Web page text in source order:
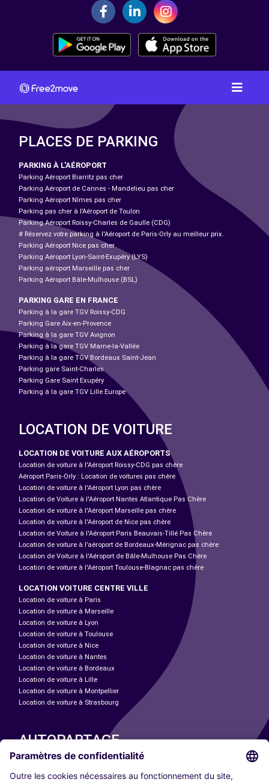
PLACES DE PARKING
PARKING À L'AÉROPORT
Parking Aéroport Biarritz pas cher
Parking Aéroport de Cannes - Mandelieu pas cher
Parking Aéroport Nîmes pas cher
Parking pas cher à l’Aéroport de Toulon
Parking Aéroport Roissy-Charles de Gaulle (CDG)
# Réservez votre parking à l'Aéroport de Paris-Orly au meilleur prix.
Parking Aéroport Nice pas cher
Parking Aéroport Lyon-Saint-Exupéry (LYS)
Parking aéroport Marseille pas cher
Parking Aéroport Bâle-Mulhouse (BSL)
PARKING GARE EN FRANCE
Parking à la gare TGV Roissy-CDG
Parking Gare Aix-en-Provence
Parking à la gare TGV Avignon
Parking à la gare TGV Marne-la-Vallée
Parking à la gare TGV Bordeaux Saint-Jean
Parking gare Saint-Charles
Parking Gare Saint Exupéry
Parking à la gare TGV Lille Europe
LOCATION DE VOITURE
LOCATION DE VOITURE AUX AÉROPORTS
Location de voiture à l'Aéroport Roissy-CDG pas chère
Aéroport Paris-Orly : Location de voitures pas chère
Location de voiture à l'Aéroport Lyon pas chère
Location de Voiture à l'Aéroport Nantes Atlantique Pas Chère
Location de voiture à l'Aéroport Marseille pas chère
Location de voiture à l'Aéroport de Nice pas chère
Location de Voiture à l'Aéroport Paris Beauvais-Tillé Pas Chère
Location de voiture à l’aéroport de Bordeaux-Mérignac pas chère
Location de Voiture à l'Aéroport de Bâle-Mulhouse Pas Chère
Location de voiture à l'Aéroport Toulouse-Blagnac pas chère
LOCATION VOITURE CENTRE VILLE
Location de voiture à Paris
Location de voiture à Marseille
Location de voiture à Lyon
Location de voiture à Toulouse
Location de voiture à Nice
Location de voiture à Nantes
Location de voiture à Bordeaux
Location de voiture à Lille
Location de voiture à Montpellier
Location de voiture à Strasbourg
AUTOPARTAGE
Paris